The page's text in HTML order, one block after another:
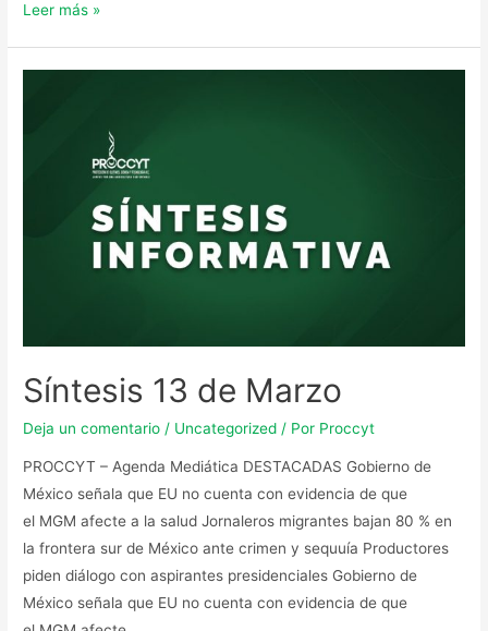
Leer más »
Síntesis 13 de Marzo
Deja un comentario / Uncategorized / Por Proccyt
PROCCYT – Agenda Mediática DESTACADAS Gobierno de
México señala que EU no cuenta con evidencia de que
el MGM afecte a la salud Jornaleros migrantes bajan 80 % en
la frontera sur de México ante crimen y sequuía Productores
piden diálogo con aspirantes presidenciales Gobierno de
México señala que EU no cuenta con evidencia de que